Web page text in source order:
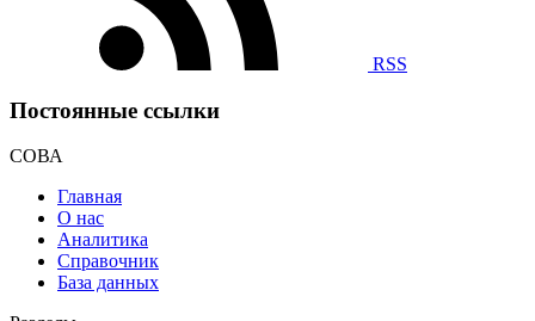
RSS
Постоянные ссылки
СОВА
Главная
О нас
Аналитика
Справочник
База данных